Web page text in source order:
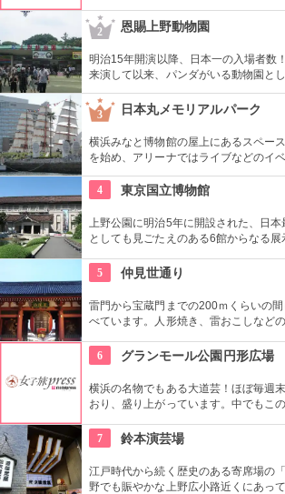
伝統柄の手ぬぐいを常時200種類取り
地の小物も各種扱っています。
2 恩賜上野動物園
明治15年開演以降、日本一の入場者数
来演して以来、パンダがいる動物園と
員による無料のガイドツアーに参加も
3
日本丸メモリアルパーク
横浜みなと博物館の屋上にあるスペー
を始め、アリーナではライブなどのイ
ともとは船の修繕用に建設されたドッ
財に指定されています。
4 東京国立博物館
上野公園に明治5年に開設された、日
としても見ごたえのある6館からなる展
す。オリジナルグッズを販売するミュ
もできるカフェなども併設されています
5 仲見世通り
雷門から宝蔵門までの200ｍくらいの
べています。人形焼き、雷おこしなど
6
グランモール公園円形広場
横浜の名物でもある大道芸！ほぼ毎週
おり、盛り上がっています。中でもこ
労される、驚きの芸に子供も大人も釘付
7 鈴本演芸場
江戸時代から続く歴史のある寄席場の
野でも賑やかな上野広小路近くにあっ